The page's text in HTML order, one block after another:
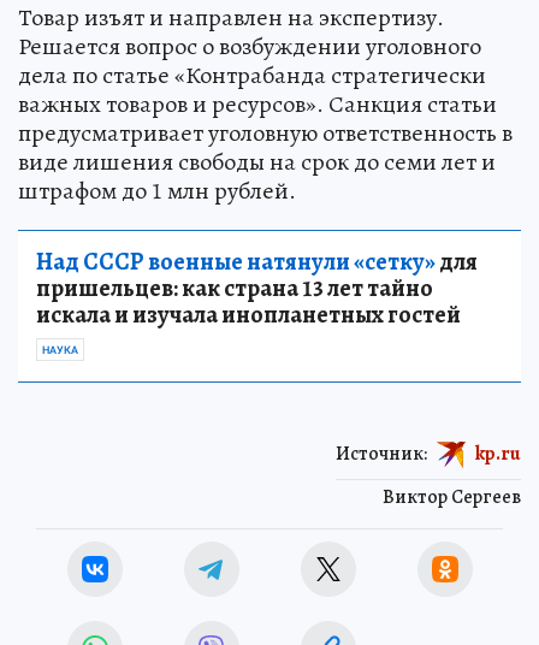
Товар изъят и направлен на экспертизу.
Решается вопрос о возбуждении уголовного
дела по статье «Контрабанда стратегически
важных товаров и ресурсов». Санкция статьи
предусматривает уголовную ответственность в
виде лишения свободы на срок до семи лет и
штрафом до 1 млн рублей.
Над СССР военные натянули «сетку»для
пришельцев: как страна 13 лет тайно
искала и изучала инопланетных гостей
НАУКА
Виктор Сергеев
Источник: kp.ru